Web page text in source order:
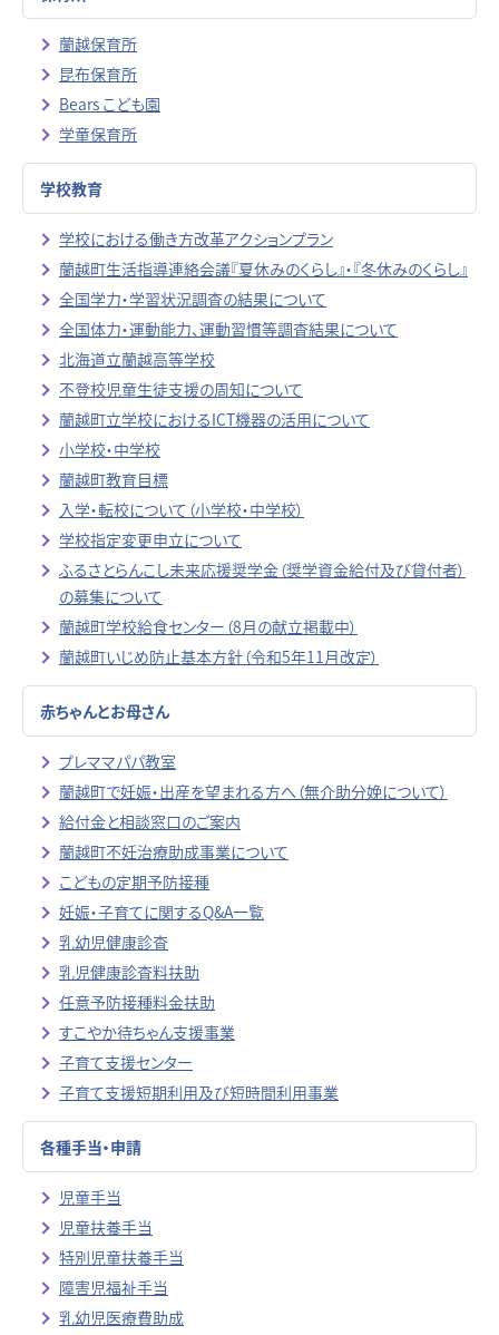
蘭越保育所
昆布保育所
Bears こども園
学童保育所
学校教育
学校における働き方改革アクションプラン
蘭越町生活指導連絡会議『夏休みのくらし』・『冬休みのくらし』
全国学力・学習状況調査の結果について
全国体力・運動能力、運動習慣等調査結果について
北海道立蘭越高等学校
不登校児童生徒支援の周知について
蘭越町立学校におけるICT機器の活用について
小学校・中学校
蘭越町教育目標
入学・転校について（小学校・中学校）
学校指定変更申立について
ふるさとらんこし未来応援奨学金（奨学資金給付及び貸付者）
の募集について
蘭越町学校給食センター（8月の献立掲載中）
蘭越町いじめ防止基本方針（令和5年11月改定）
赤ちゃんとお母さん
プレママパパ教室
蘭越町で妊娠・出産を望まれる方へ（無介助分娩について）
給付金と相談窓口のご案内
蘭越町不妊治療助成事業について
こどもの定期予防接種
妊娠・子育てに関するQ&A一覧
乳幼児健康診査
乳児健康診査料扶助
任意予防接種料金扶助
すこやか待ちゃん支援事業
子育て支援センター
子育て支援短期利用及び短時間利用事業
各種手当・申請
児童手当
児童扶養手当
特別児童扶養手当
障害児福祉手当
乳幼児医療費助成